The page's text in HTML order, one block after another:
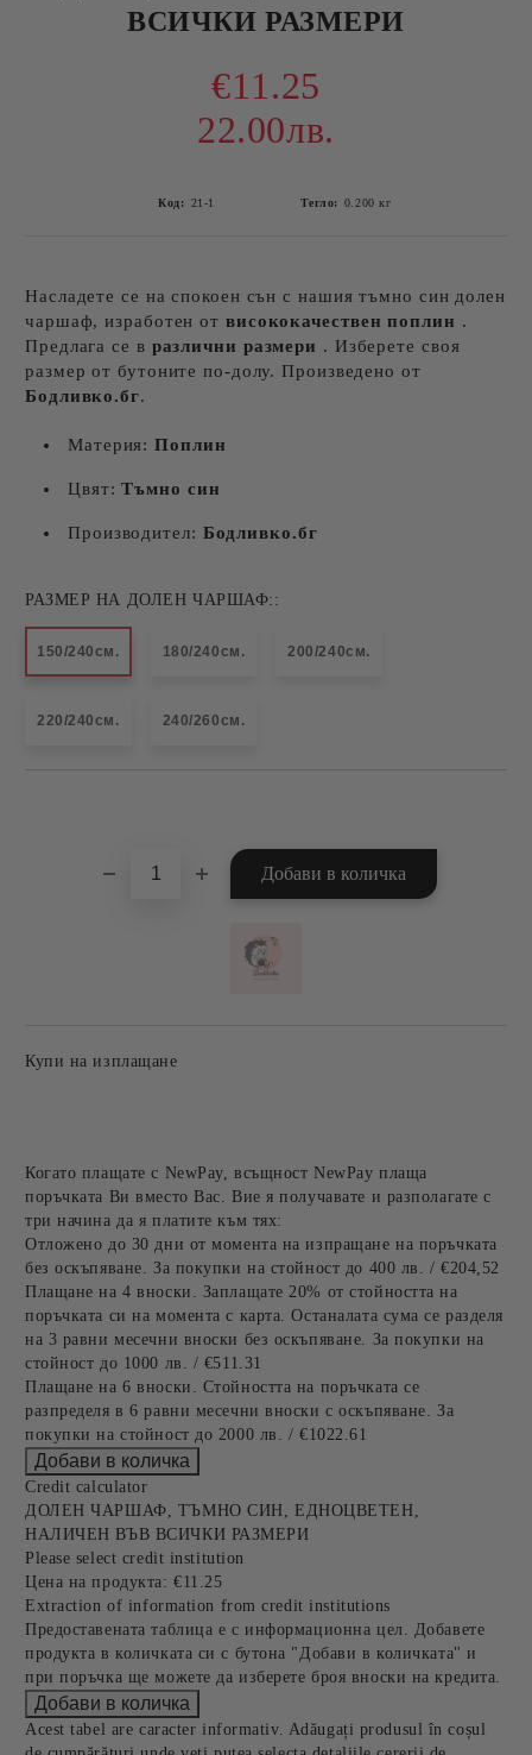
ВСИЧКИ РАЗМЕРИ
€11.25
22.00лв.
Код: 21-1 Тегло: 0.200 кг
Насладете се на спокоен сън с нашия тъмно син долен
чаршаф, изработен от висококачествен поплин .
Предлага се в различни размери . Изберете своя
размер от бутоните по-долу. Произведено от
Бодливко.бг.
Материя:Поплин
Цвят:Тъмно син
Производител: Бодливко.бг
РАЗМЕР НА ДОЛЕН ЧАРШАФ::
150/240см. 180/240см. 200/240см.
220/240см. 240/260см.
Купи на изплащане
Когато плащате с NewPay, всъщност NewPay плаща
поръчката Ви вместо Вас. Вие я получавате и разполагате с
три начина да я платите към тях:
Отложено до 30 дни от момента на изпращане на поръчката
без оскъпяване. За покупки на стойност до 400 лв. / €204,52
Плащане на 4 вноски. Заплащате 20% от стойността на
поръчката си на момента с карта. Останалата сума се разделя
на 3 равни месечни вноски без оскъпяване. За покупки на
стойност до 1000 лв. / €511.31
Плащане на 6 вноски. Стойността на поръчката се
разпределя в 6 равни месечни вноски с оскъпяване. За
покупки на стойност до 2000 лв. / €1022.61
Credit calculator
ДОЛЕН ЧАРШАФ, ТЪМНО СИН, ЕДНОЦВЕТЕН,
НАЛИЧЕН ВЪВ ВСИЧКИ РАЗМЕРИ
Please select credit institution
Цена на продукта: €11.25
Extraction of information from credit institutions
Предоставената таблица е с информационна цел. Добавете
продукта в количката си с бутона "Добави в количката" и
при поръчка ще можете да изберете броя вноски на кредита.
Acest tabel are caracter informativ. Adăugați produsul în coșul